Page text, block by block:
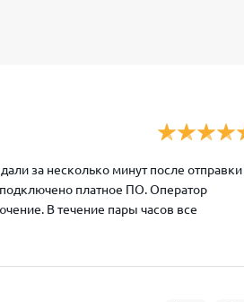
за несколько минут после отправки
платное ПО. Оператор
В течение пары часов все